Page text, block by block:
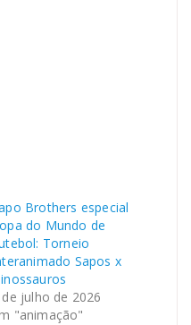
Brothers especial
do Mundo de
Torneio
Sapos x
de julho de 2026
"animação"